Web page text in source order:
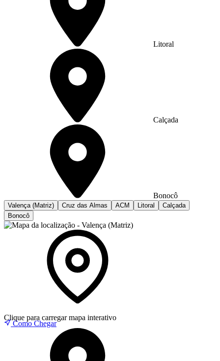
Litoral
Calçada
Bonocô
Valença (Matriz) Cruz das Almas ACM Litoral
Calçada
Bonocô
Clique para carregar mapa interativo
Como Chegar